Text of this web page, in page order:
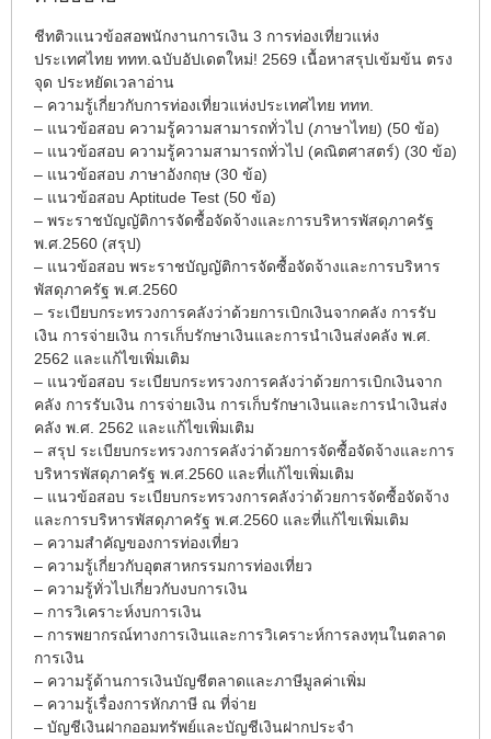
ชีทติวแนวข้อสอพนักงานการเงิน 3 การท่องเที่ยวแห่ง
ประเทศไทย ททท.ฉบับอัปเดตใหม่! 2569 เนื้อหาสรุปเข้มข้น ตรง
จุด ประหยัดเวลาอ่าน
– ความรู้เกี่ยวกับการท่องเที่ยวแห่งประเทศไทย ททท.
– แนวข้อสอบ ความรู้ความสามารถทั่วไป (ภาษาไทย) (50 ข้อ)
– แนวข้อสอบ ความรู้ความสามารถทั่วไป (คณิตศาสตร์) (30 ข้อ)
– แนวข้อสอบ ภาษาอังกฤษ (30 ข้อ)
– แนวข้อสอบ Aptitude Test (50 ข้อ)
– พระราชบัญญัติการจัดซื้อจัดจ้างและการบริหารพัสดุภาครัฐ
พ.ศ.2560 (สรุป)
– แนวข้อสอบ พระราชบัญญัติการจัดซื้อจัดจ้างและการบริหาร
พัสดุภาครัฐ พ.ศ.2560
– ระเบียบกระทรวงการคลังว่าด้วยการเบิกเงินจากคลัง การรับ
เงิน การจ่ายเงิน การเก็บรักษาเงินและการนำเงินส่งคลัง พ.ศ.
2562 และแก้ไขเพิ่มเติม
– แนวข้อสอบ ระเบียบกระทรวงการคลังว่าด้วยการเบิกเงินจาก
คลัง การรับเงิน การจ่ายเงิน การเก็บรักษาเงินและการนำเงินส่ง
คลัง พ.ศ. 2562 และแก้ไขเพิ่มเติม
– สรุป ระเบียบกระทรวงการคลังว่าด้วยการจัดซื้อจัดจ้างและการ
บริหารพัสดุภาครัฐ พ.ศ.2560 และที่แก้ไขเพิ่มเติม
– แนวข้อสอบ ระเบียบกระทรวงการคลังว่าด้วยการจัดซื้อจัดจ้าง
และการบริหารพัสดุภาครัฐ พ.ศ.2560 และที่แก้ไขเพิ่มเติม
– ความสำคัญของการท่องเที่ยว
– ความรู้เกี่ยวกับอุตสาหกรรมการท่องเที่ยว
– ความรู้ทั่วไปเกี่ยวกับงบการเงิน
– การวิเคราะห์งบการเงิน
– การพยากรณ์ทางการเงินและการวิเคราะห์การลงทุนในตลาด
การเงิน
– ความรู้ด้านการเงินบัญชีตลาดและภาษีมูลค่าเพิ่ม
– ความรู้เรื่องการหักภาษี ณ ที่จ่าย
– บัญชีเงินฝากออมทรัพย์และบัญชีเงินฝากประจำ